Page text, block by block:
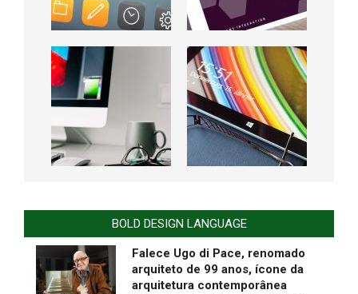
BOLD DESIGN LANGUAGE
Falece Ugo di Pace, renomado
arquiteto de 99 anos, ícone da
arquitetura contemporânea